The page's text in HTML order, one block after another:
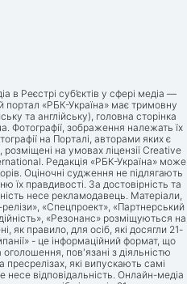
в Реєстрі суб’єктів у сфері медіа —
портал «РБК-Україна» має тримовну
та англійську), головна сторінка
. Фотографії, зображення належать їх
на Порталі, авторами яких є
на умовах ліцензії Creative
Редакція «РБК-Україна» може
Оціночні судження не підлягають
їх правдивості. За достовірність та
несе рекламодавець. Матеріали,
«Спецпроект», «Партнерський
«Резонанс» розміщуються на
як правило, для осіб, які досягли 21-
- це інформаційний формат, що
пов'язані з діяльністю
пресрелізах, які випускають самі
несе відповідальність. Онлайн-медіа